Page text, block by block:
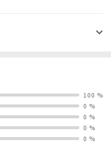
100 %
0 %
0 %
0 %
0 %